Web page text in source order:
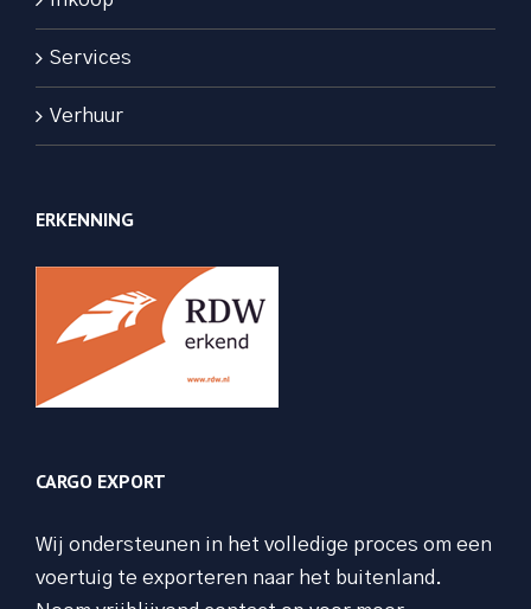
Services
Verhuur
ERKENNING
CARGO EXPORT
Wij ondersteunen in het volledige proces om een
voertuig te exporteren naar het buitenland.